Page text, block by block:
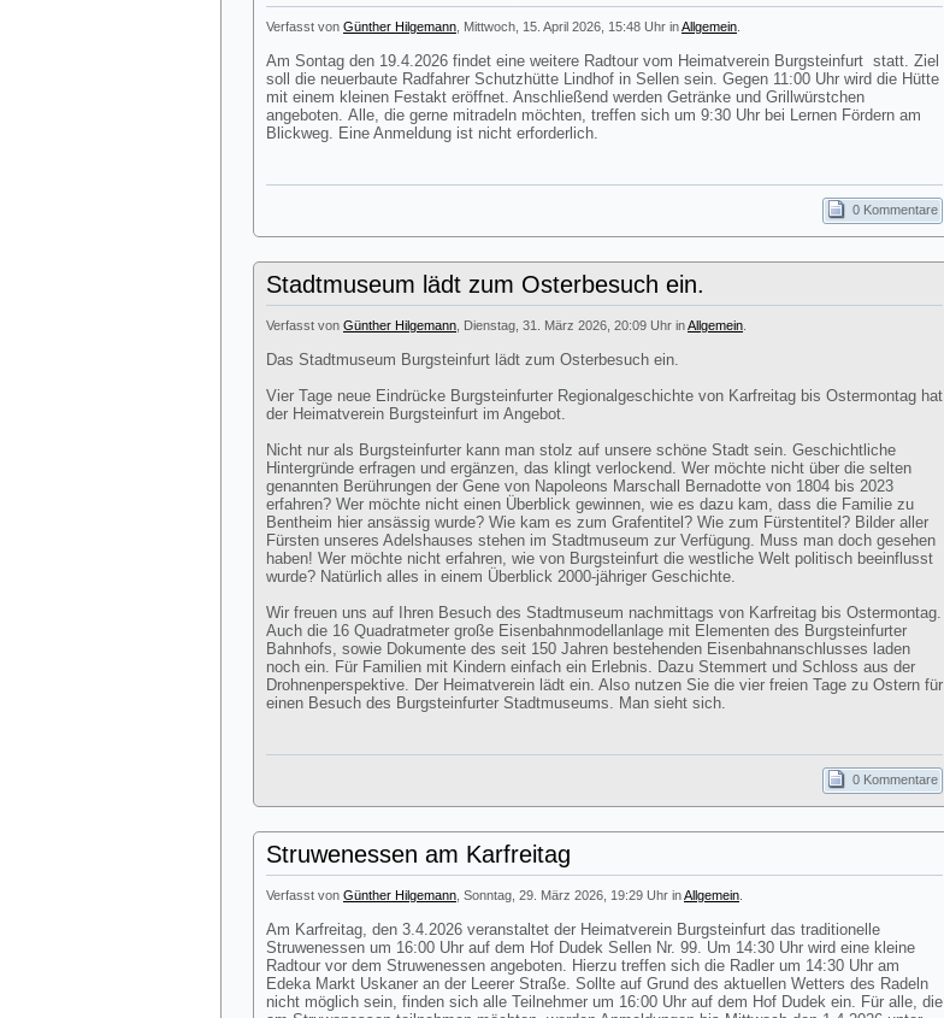
Verfasst von Günther Hilgemann , Mittwoch, 15. April 2026, 15:48 Uhr inAllgemein
Am Sontag den 19.4.2026 findet eine weitere Radtour vom Heimatverein Burgsteinfurt statt. Ziel
soll die neuerbaute Radfahrer Schutzhütte Lindhof in Sellen sein. Gegen 11:00 Uhr wird die Hütte
mit einem kleinen Festakt eröffnet. Anschließend werden Getränke und Grillwürstchen
angeboten. Alle, die gerne mitradeln möchten, treffen sich um 9:30 Uhr bei Lernen Fördern am
Blickweg. Eine Anmeldung ist nicht erforderlich.
0 Kommentare
Stadtmuseum lädt zum Osterbesuch ein.
Verfasst von Günther Hilgemann , Dienstag, 31. März 2026, 20:09 Uhr inAllgemein
Das Stadtmuseum Burgsteinfurt lädt zum Osterbesuch ein.
Vier Tage neue Eindrücke Burgsteinfurter Regionalgeschichte von Karfreitag bis Ostermontag hat
der Heimatverein Burgsteinfurt im Angebot.
Nicht nur als Burgsteinfurter kann man stolz auf unsere schöne Stadt sein. Geschichtliche
Hintergründe erfragen und ergänzen, das klingt verlockend. Wer möchte nicht über die selten
genannten Berührungen der Gene von Napoleons Marschall Bernadotte von 1804 bis 2023
erfahren? Wer möchte nicht einen Überblick gewinnen, wie es dazu kam, dass die Familie zu
Bentheim hier ansässig wurde? Wie kam es zum Grafentitel? Wie zum Fürstentitel? Bilder aller
Fürsten unseres Adelshauses stehen im Stadtmuseum zur Verfügung. Muss man doch gesehen
haben! Wer möchte nicht erfahren, wie von Burgsteinfurt die westliche Welt politisch beeinflusst
wurde? Natürlich alles in einem Überblick 2000-jähriger Geschichte.
Wir freuen uns auf Ihren Besuch des Stadtmuseum nachmittags von Karfreitag bis Ostermontag.
Auch die 16 Quadratmeter große Eisenbahnmodellanlage mit Elementen des Burgsteinfurter
Bahnhofs, sowie Dokumente des seit 150 Jahren bestehenden Eisenbahnanschlusses laden
noch ein. Für Familien mit Kindern einfach ein Erlebnis. Dazu Stemmert und Schloss aus der
Drohnenperspektive. Der Heimatverein lädt ein. Also nutzen Sie die vier freien Tage zu Ostern für
einen Besuch des Burgsteinfurter Stadtmuseums. Man sieht sich.
0 Kommentare
Struwenessen am Karfreitag
Verfasst von Günther Hilgemann , Sonntag, 29. März 2026, 19:29 Uhr inAllgemein
Am Karfreitag, den 3.4.2026 veranstaltet der Heimatverein Burgsteinfurt das traditionelle
Struwenessen um 16:00 Uhr auf dem Hof Dudek Sellen Nr. 99. Um 14:30 Uhr wird eine kleine
Radtour vor dem Struwenessen angeboten. Hierzu treffen sich die Radler um 14:30 Uhr am
Edeka Markt Uskaner an der Leerer Straße. Sollte auf Grund des aktuellen Wetters des Radeln
nicht möglich sein, finden sich alle Teilnehmer um 16:00 Uhr auf dem Hof Dudek ein. Für alle, die